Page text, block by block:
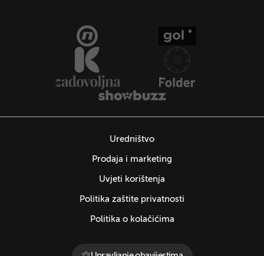
Uredništvo
Prodaja i marketing
Uvjeti korištenja
Politika zaštite privatnosti
Politika o kolačićima